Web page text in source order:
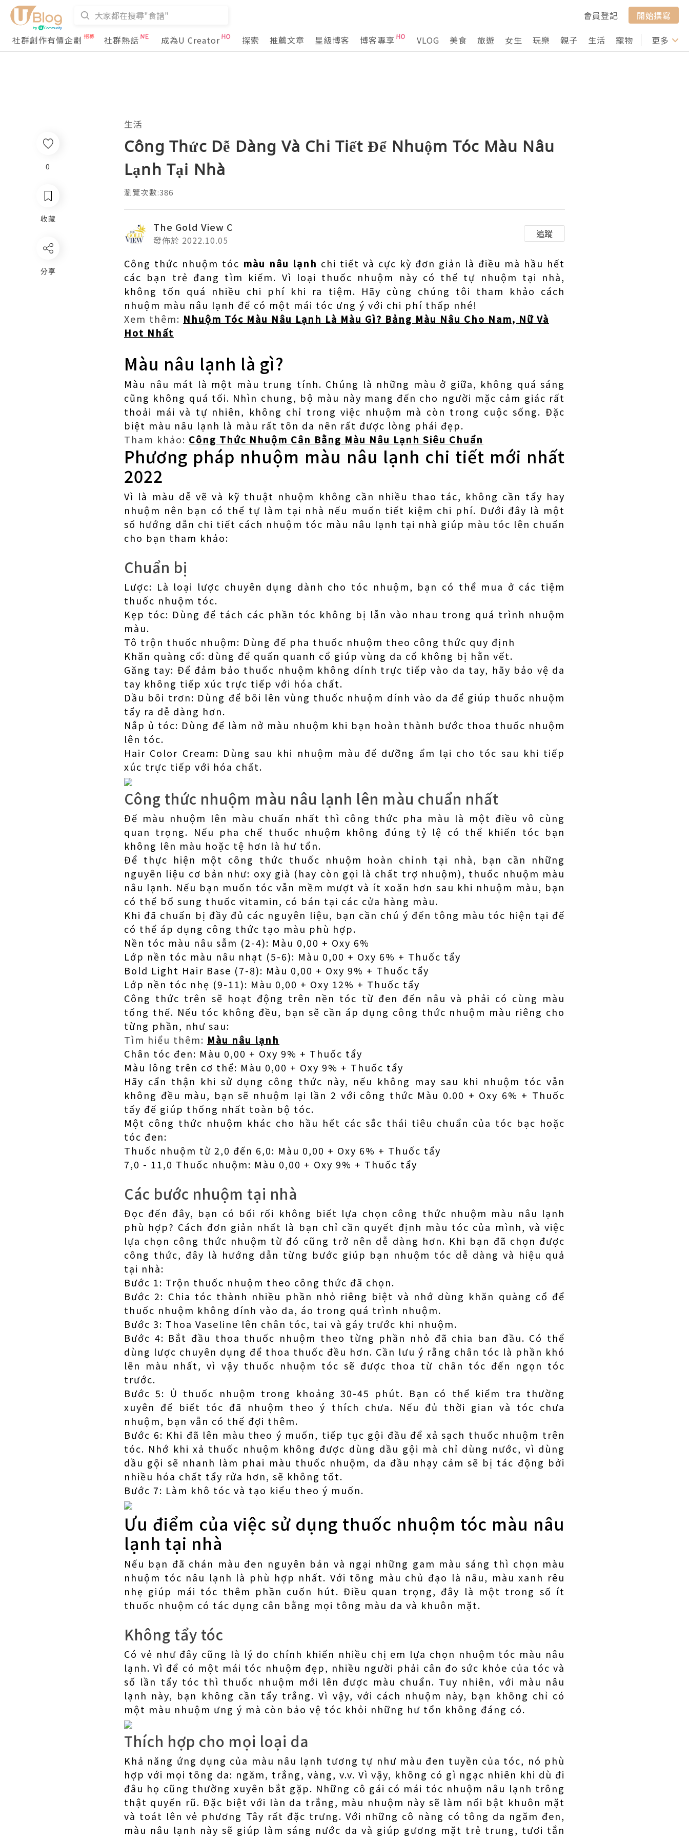
會員登記
開始撰寫
社群創作有價企劃
社群熱話 成為U Creator 探索 推薦文章 星級博客 博客專享 VLOG 美食 旅遊 女生 玩樂 親子 生活 寵物 行山 打卡
更多
0
收藏
分享
生活
Công Thức Dễ Dàng Và Chi Tiết Để Nhuộm Tóc Màu Nâu
Lạnh Tại Nhà
瀏覽次數:386
The Gold View C
發佈於 2022.10.05
追蹤
Công thức nhuộm tóc màu nâu lạnh chi tiết và cực kỳ đơn giản là điều mà hầu hết
các bạn trẻ đang tìm kiếm. Vì loại thuốc nhuộm này có thể tự nhuộm tại nhà,
không tốn quá nhiều chi phí khi ra tiệm. Hãy cùng chúng tôi tham khảo cách
nhuộm màu nâu lạnh để có một mái tóc ưng ý với chi phí thấp nhé!
Xem thêm: Nhuộm Tóc Màu Nâu Lạnh Là Màu Gì? Bảng Màu Nâu Cho Nam, Nữ Và
Hot Nhất
Màu nâu lạnh là gì?
Màu nâu mát là một màu trung tính. Chúng là những màu ở giữa, không quá sáng
cũng không quá tối. Nhìn chung, bộ màu này mang đến cho người mặc cảm giác rất
thoải mái và tự nhiên, không chỉ trong việc nhuộm mà còn trong cuộc sống. Đặc
biệt màu nâu lạnh là màu rất tôn da nên rất được lòng phái đẹp.
Tham khảo: Công Thức Nhuộm Cân Bằng Màu Nâu Lạnh Siêu Chuẩn
Phương pháp nhuộm màu nâu lạnh chi tiết mới nhất
2022
Vì là màu dễ vẽ và kỹ thuật nhuộm không cần nhiều thao tác, không cần tẩy hay
nhuộm nên bạn có thể tự làm tại nhà nếu muốn tiết kiệm chi phí. Dưới đây là một
số hướng dẫn chi tiết cách nhuộm tóc màu nâu lạnh tại nhà giúp màu tóc lên chuẩn
cho bạn tham khảo:
Chuẩn bị
Lược: Là loại lược chuyên dụng dành cho tóc nhuộm, bạn có thể mua ở các tiệm
thuốc nhuộm tóc.
Kẹp tóc: Dùng để tách các phần tóc không bị lẫn vào nhau trong quá trình nhuộm
màu.
Tô trộn thuốc nhuộm: Dùng để pha thuốc nhuộm theo công thức quy định
Khăn quàng cổ: dùng để quấn quanh cổ giúp vùng da cổ không bị hằn vết.
Găng tay: Để đảm bảo thuốc nhuộm không dính trực tiếp vào da tay, hãy bảo vệ da
tay không tiếp xúc trực tiếp với hóa chất.
Dầu bôi trơn: Dùng để bôi lên vùng thuốc nhuộm dính vào da để giúp thuốc nhuộm
tẩy ra dễ dàng hơn.
Nắp ủ tóc: Dùng để làm nở màu nhuộm khi bạn hoàn thành bước thoa thuốc nhuộm
lên tóc.
Hair Color Cream: Dùng sau khi nhuộm màu để dưỡng ẩm lại cho tóc sau khi tiếp
xúc trực tiếp với hóa chất.
Công thức nhuộm màu nâu lạnh lên màu chuẩn nhất
Để màu nhuộm lên màu chuẩn nhất thì công thức pha màu là một điều vô cùng
quan trọng. Nếu pha chế thuốc nhuộm không đúng tỷ lệ có thể khiến tóc bạn
không lên màu hoặc tệ hơn là hư tổn.
Để thực hiện một công thức thuốc nhuộm hoàn chỉnh tại nhà, bạn cần những
nguyên liệu cơ bản như: oxy già (hay còn gọi là chất trợ nhuộm), thuốc nhuộm màu
nâu lạnh. Nếu bạn muốn tóc vẫn mềm mượt và ít xoăn hơn sau khi nhuộm màu, bạn
có thể bổ sung thuốc vitamin, có bán tại các cửa hàng màu.
Khi đã chuẩn bị đầy đủ các nguyên liệu, bạn cần chú ý đến tông màu tóc hiện tại để
có thể áp dụng công thức tạo màu phù hợp.
Nền tóc màu nâu sẫm (2-4): Màu 0,00 + Oxy 6%
Lớp nền tóc màu nâu nhạt (5-6): Màu 0,00 + Oxy 6% + Thuốc tẩy
Bold Light Hair Base (7-8): Màu 0,00 + Oxy 9% + Thuốc tẩy
Lớp nền tóc nhẹ (9-11): Màu 0,00 + Oxy 12% + Thuốc tẩy
Công thức trên sẽ hoạt động trên nền tóc từ đen đến nâu và phải có cùng màu
tổng thể. Nếu tóc không đều, bạn sẽ cần áp dụng công thức nhuộm màu riêng cho
từng phần, như sau:
Tìm hiểu thêm: Màu nâu lạnh
Chân tóc đen: Màu 0,00 + Oxy 9% + Thuốc tẩy
Màu lông trên cơ thể: Màu 0,00 + Oxy 9% + Thuốc tẩy
Hãy cẩn thận khi sử dụng công thức này, nếu không may sau khi nhuộm tóc vẫn
không đều màu, bạn sẽ nhuộm lại lần 2 với công thức Màu 0.00 + Oxy 6% + Thuốc
tẩy để giúp thống nhất toàn bộ tóc.
Một công thức nhuộm khác cho hầu hết các sắc thái tiêu chuẩn của tóc bạc hoặc
tóc đen:
Thuốc nhuộm từ 2,0 đến 6,0: Màu 0,00 + Oxy 6% + Thuốc tẩy
7,0 - 11,0 Thuốc nhuộm: Màu 0,00 + Oxy 9% + Thuốc tẩy
Các bước nhuộm tại nhà
Đọc đến đây, bạn có bối rối không biết lựa chọn công thức nhuộm màu nâu lạnh
phù hợp? Cách đơn giản nhất là bạn chỉ cần quyết định màu tóc của mình, và việc
lựa chọn công thức nhuộm từ đó cũng trở nên dễ dàng hơn. Khi bạn đã chọn được
công thức, đây là hướng dẫn từng bước giúp bạn nhuộm tóc dễ dàng và hiệu quả
tại nhà:
Bước 1: Trộn thuốc nhuộm theo công thức đã chọn.
Bước 2: Chia tóc thành nhiều phần nhỏ riêng biệt và nhớ dùng khăn quàng cổ để
thuốc nhuộm không dính vào da, áo trong quá trình nhuộm.
Bước 3: Thoa Vaseline lên chân tóc, tai và gáy trước khi nhuộm.
Bước 4: Bắt đầu thoa thuốc nhuộm theo từng phần nhỏ đã chia ban đầu. Có thể
dùng lược chuyên dụng để thoa thuốc đều hơn. Cần lưu ý rằng chân tóc là phần khó
lên màu nhất, vì vậy thuốc nhuộm tóc sẽ được thoa từ chân tóc đến ngọn tóc
trước.
Bước 5: Ủ thuốc nhuộm trong khoảng 30-45 phút. Bạn có thể kiểm tra thường
xuyên để biết tóc đã nhuộm theo ý thích chưa. Nếu đủ thời gian và tóc chưa
nhuộm, bạn vẫn có thể đợi thêm.
Bước 6: Khi đã lên màu theo ý muốn, tiếp tục gội đầu để xả sạch thuốc nhuộm trên
tóc. Nhớ khi xả thuốc nhuộm không được dùng dầu gội mà chỉ dùng nước, vì dùng
dầu gội sẽ nhanh làm phai màu thuốc nhuộm, da đầu nhạy cảm sẽ bị tác động bởi
nhiều hóa chất tẩy rửa hơn, sẽ không tốt.
Bước 7: Làm khô tóc và tạo kiểu theo ý muốn.
Ưu điểm của việc sử dụng thuốc nhuộm tóc màu nâu
lạnh tại nhà
Nếu bạn đã chán màu đen nguyên bản và ngại những gam màu sáng thì chọn màu
nhuộm tóc nâu lạnh là phù hợp nhất. Với tông màu chủ đạo là nâu, màu xanh rêu
nhẹ giúp mái tóc thêm phần cuốn hút. Điều quan trọng, đây là một trong số ít
thuốc nhuộm có tác dụng cân bằng mọi tông màu da và khuôn mặt.
Không tẩy tóc
Có vẻ như đây cũng là lý do chính khiến nhiều chị em lựa chọn nhuộm tóc màu nâu
lạnh. Vì để có một mái tóc nhuộm đẹp, nhiều người phải cân đo sức khỏe của tóc và
số lần tẩy tóc thì thuốc nhuộm mới lên được màu chuẩn. Tuy nhiên, với màu nâu
lạnh này, bạn không cần tẩy trắng. Vì vậy, với cách nhuộm này, bạn không chỉ có
một màu nhuộm ưng ý mà còn bảo vệ tóc khỏi những hư tổn không đáng có.
Thích hợp cho mọi loại da
Khả năng ứng dụng của màu nâu lạnh tương tự như màu đen tuyền của tóc, nó phù
hợp với mọi tông da: ngăm, trắng, vàng, v.v. Vì vậy, không có gì ngạc nhiên khi dù đi
đâu họ cũng thường xuyên bắt gặp. Những cô gái có mái tóc nhuộm nâu lạnh trông
thật quyến rũ. Đặc biệt với làn da trắng, màu nhuộm này sẽ làm nổi bật khuôn mặt
và toát lên vẻ phương Tây rất đặc trưng. Với những cô nàng có tông da ngăm đen,
màu nâu lạnh này sẽ giúp làm sáng nước da và giúp gương mặt trẻ trung, tươi tắn